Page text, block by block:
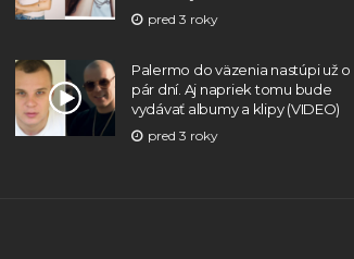
pred 3 roky
Palermo do väzenia nastúpi už o
pár dní. Aj napriek tomu bude
vydávať albumy a klipy (VIDEO)
pred 3 roky